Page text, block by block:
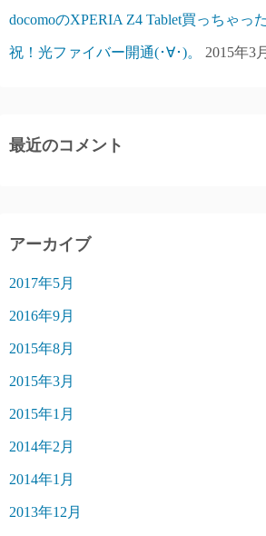
docomoのXPERIA Z4 Tablet買っちゃっ
祝！光ファイバー開通(･∀･)。 2015年3
最近のコメント
アーカイブ
2017年5月
2016年9月
2015年8月
2015年3月
2015年1月
2014年2月
2014年1月
2013年12月